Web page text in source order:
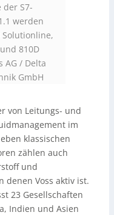
der S7-
werden
810D
AG / Delta
GmbH
von Leitungs- und
im
klassischen
zählen auch
und
denen Voss aktiv ist.
23 Gesellschaften
Indien und Asien